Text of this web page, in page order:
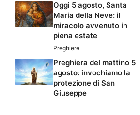
Oggi 5 agosto, Santa
Maria della Neve: il
miracolo avvenuto in
piena estate
Preghiere
Preghiera del mattino 5
agosto: invochiamo la
protezione di San
Giuseppe